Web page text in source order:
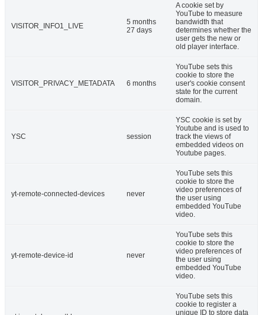
VISITOR_INFO1_LIVE
5 months
27 days
A cookie set by
YouTube to measure
bandwidth that
determines whether the
user gets the new or
old player interface.
VISITOR_PRIVACY_METADATA 6 months
YouTube sets this
cookie to store the
user's cookie consent
state for the current
domain.
YSC session
YSC cookie is set by
Youtube and is used to
track the views of
embedded videos on
Youtube pages.
yt-remote-connected-devices never
YouTube sets this
cookie to store the
video preferences of
the user using
embedded YouTube
video.
yt-remote-device-id never
YouTube sets this
cookie to store the
video preferences of
the user using
embedded YouTube
video.
YouTube sets this
cookie to register a
unique ID to store data